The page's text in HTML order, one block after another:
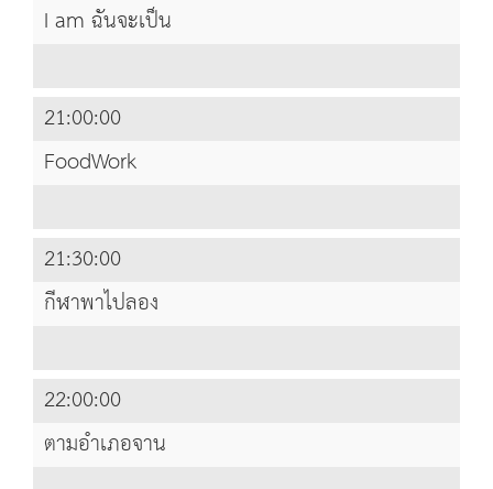
I am ฉันจะเป็น
21:00:00
FoodWork
21:30:00
กีฬาพาไปลอง
22:00:00
ตามอำเภอจาน